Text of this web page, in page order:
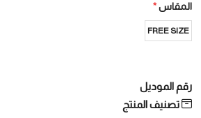
المقاس*
FREE SIZE
رقم الموديل
تصنيف المنتج